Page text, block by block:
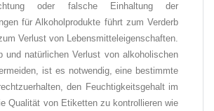
oder falsche Einhaltung der
für Alkoholprodukte führt zum Verderb
Verlust von Lebensmitteleigenschaften.
und natürlichen Verlust von alkoholischen
ist es notwendig, eine bestimmte
den Feuchtigkeitsgehalt im
Qualität von Etiketten zu kontrollieren wie